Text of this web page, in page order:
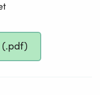
(.pdf)